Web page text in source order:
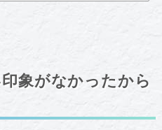
象がなかったから